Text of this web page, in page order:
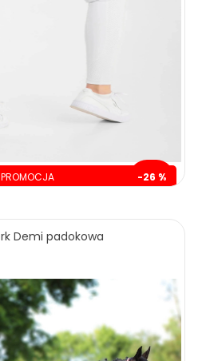
PROMOCJA -26 %
zł 319.00 zł
WIĘCEJ
Demi padokowa